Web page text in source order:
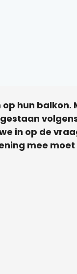
op hun balkon.
in op de
mee